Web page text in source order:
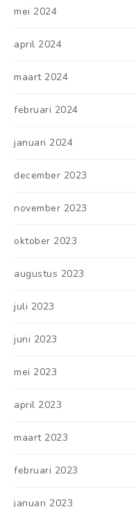
mei 2024
april 2024
maart 2024
februari 2024
januari 2024
december 2023
november 2023
oktober 2023
augustus 2023
juli 2023
juni 2023
mei 2023
april 2023
maart 2023
februari 2023
januari 2023